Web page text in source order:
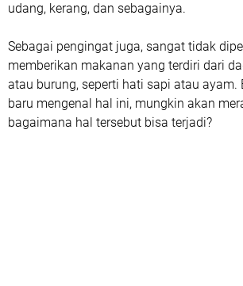
udang, kerang, dan sebagainya.
Sebagai pengingat juga, sangat tidak
memberikan makanan yang terdiri dari
atau burung, seperti hati sapi atau ayam.
baru mengenal hal ini, mungkin akan
bagaimana hal tersebut bisa terjadi?